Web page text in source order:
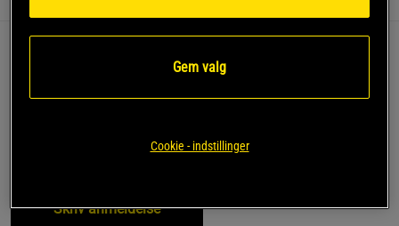
Spørgsmål og svar (0)
Skriv anmeldelse
Gem valg
Cookie - indstillinger